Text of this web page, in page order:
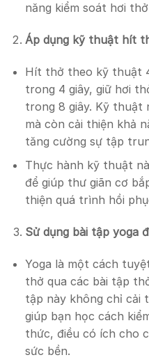
năng kiểm soát hơi
Áp dụng kỹ thuật hít
Hít thở theo kỹ thuật
trong 4 giây, giữ hơi
trong 8 giây. Kỹ thuật
mà còn cải thiện khả
tăng cường sự tập
Thực hành kỹ thuật
để giúp thư giãn cơ
thiện quá trình hồi
Sử dụng bài tập yoga
Yoga là một cách
thở qua các bài tập
tập này không chỉ cải
giúp bạn học cách
thức, điều có ích cho
sức bền.